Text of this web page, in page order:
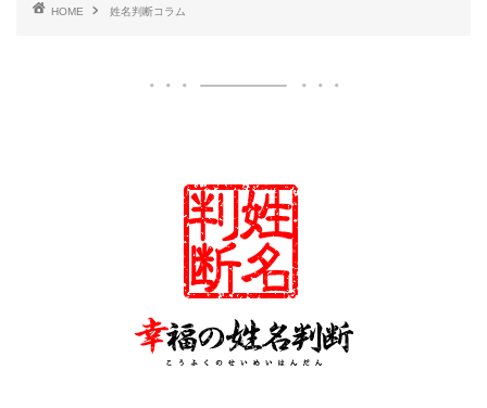
HOME 姓名判断コラム